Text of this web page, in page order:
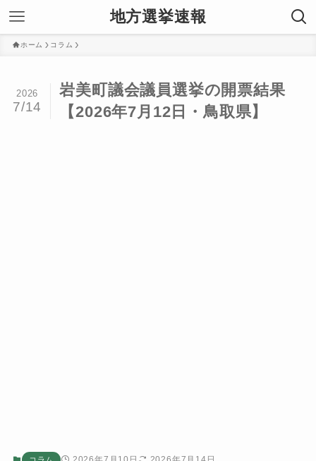
地方選挙速報
ホーム コラム
岩美町議会議員選挙の開票結果
【2026年7月12日・鳥取県】
2026
7/14